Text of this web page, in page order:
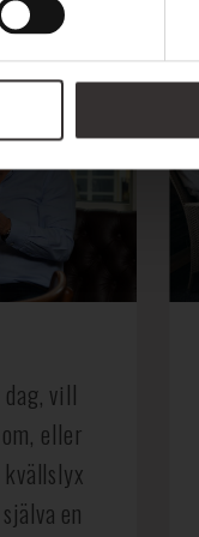
vill
eller
en